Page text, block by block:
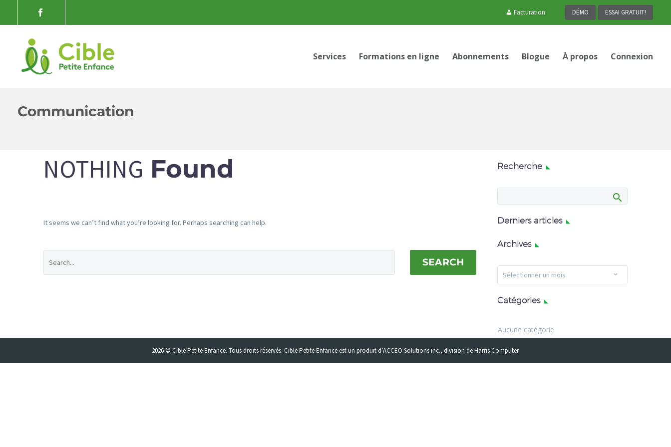
Facturation DÉMO ESSAI GRATUIT!
Services Formations en ligne Abonnements Blogue À propos Connexion
Communication
NOTHING Found
It seems we can’t find what you’re looking for. Perhaps searching can help.
SEARCH
Recherche
Derniers articles
Archives
Archives
Sélectionner un mois
Catégories
Aucune catégorie
2026 © Cible Petite Enfance. Tous droits réservés. Cible Petite Enfance est un produit d’ACCEO Solutions inc., division de Harris Computer.